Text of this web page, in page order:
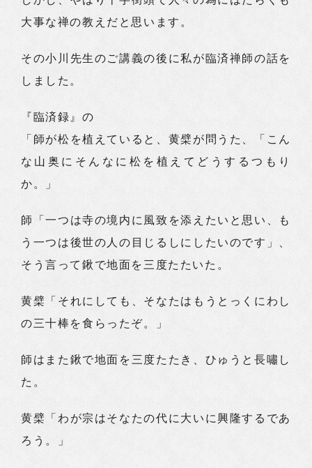
大事な禅の教えだと思います。
その小川先生のご講義の後に私が臨済禅師の話を
しました。
『臨済録』の
「師が松を植えていると、黄檗が問うた、「こん
な山奥にそんなに松を植えてどうするつもり
か。」
師「一つは寺の境内に風致を添えたいと思い、も
う一つは後世の人の目じるしにしたいのです」、
そう言って鍬で地面を三度たたいた。
黄檗「それにしても、そなたはもうとっくにわし
の三十棒を食らったぞ。」
師はまた鍬で地面を三度たたき、ひゅうと長嘯し
た。
黄檗「わが宗はそなたの代に大いに興隆するであ
ろう。」